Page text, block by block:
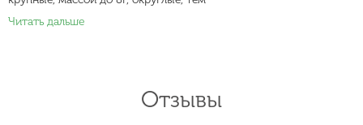
Читать дальше
Отзывы